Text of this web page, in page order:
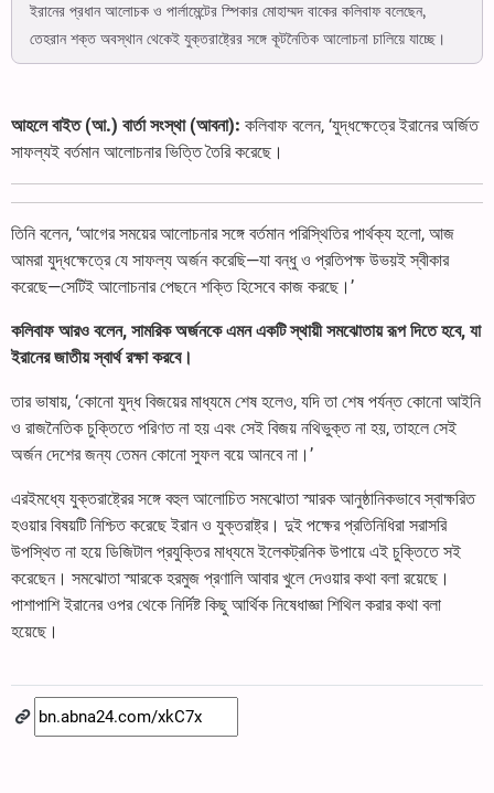
ইরানের প্রধান আলোচক ও পার্লামেন্টের স্পিকার মোহাম্মদ বাকের কলিবাফ বলেছেন,
তেহরান শক্ত অবস্থান থেকেই যুক্তরাষ্ট্রের সঙ্গে কূটনৈতিক আলোচনা চালিয়ে যাচ্ছে।
আহলে বাইত (আ.) বার্তা সংস্থা (আবনা): কলিবাফ বলেন, ‘যুদ্ধক্ষেত্রে ইরানের অর্জিত
সাফল্যই বর্তমান আলোচনার ভিত্তি তৈরি করেছে।
তিনি বলেন, ‘আগের সময়ের আলোচনার সঙ্গে বর্তমান পরিস্থিতির পার্থক্য হলো, আজ
আমরা যুদ্ধক্ষেত্রে যে সাফল্য অর্জন করেছি—যা বন্ধু ও প্রতিপক্ষ উভয়ই স্বীকার
করেছে—সেটিই আলোচনার পেছনে শক্তি হিসেবে কাজ করছে।’
কলিবাফ আরও বলেন, সামরিক অর্জনকে এমন একটি স্থায়ী সমঝোতায় রূপ দিতে হবে, যা
ইরানের জাতীয় স্বার্থ রক্ষা করবে।
তার ভাষায়, ‘কোনো যুদ্ধ বিজয়ের মাধ্যমে শেষ হলেও, যদি তা শেষ পর্যন্ত কোনো আইনি
ও রাজনৈতিক চুক্তিতে পরিণত না হয় এবং সেই বিজয় নথিভুক্ত না হয়, তাহলে সেই
অর্জন দেশের জন্য তেমন কোনো সুফল বয়ে আনবে না।’
এরইমধ্যে যুক্তরাষ্ট্রের সঙ্গে বহুল আলোচিত সমঝোতা স্মারক আনুষ্ঠানিকভাবে স্বাক্ষরিত
হওয়ার বিষয়টি নিশ্চিত করেছে ইরান ও যুক্তরাষ্ট্র। দুই পক্ষের প্রতিনিধিরা সরাসরি
উপস্থিত না হয়ে ডিজিটাল প্রযুক্তির মাধ্যমে ইলেকট্রনিক উপায়ে এই চুক্তিতে সই
করেছেন। সমঝোতা স্মারকে হরমুজ প্রণালি আবার খুলে দেওয়ার কথা বলা রয়েছে।
পাশাপাশি ইরানের ওপর থেকে নির্দিষ্ট কিছু আর্থিক নিষেধাজ্ঞা শিথিল করার কথা বলা
হয়েছে।